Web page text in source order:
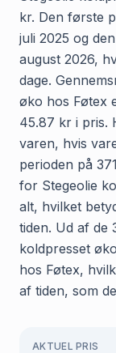
kr. Den første
juli 2025 og
august 2026,
dage.
øko hos Føtex
45.87 kr i pris.
varen, hvis
perioden på
for Stegeolie
alt, hvilket
tiden. Ud af de
koldpresset
hos Føtex,
af tiden, som
AKTUEL PRIS